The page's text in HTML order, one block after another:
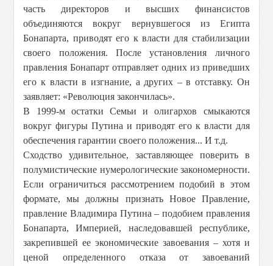
часть директоров и высших финансистов
объединяются вокруг вернувшегося из Египта
Бонапарта, приводят его к власти для стабилизации
своего положения. После установления личного
правления Бонапарт отправляет одних из приведших
его к власти в изгнание, а других – в отставку. Он
заявляет: «Революция закончилась».
В 1999-м остатки Семьи и олигархов смыкаются
вокруг фигуры Путина и приводят его к власти для
обеспечения гарантии своего положения... И т.д.
Сходство удивительное, заставляющее поверить в
полумистические нумерологические закономерности.
Если ограничиться рассмотрением подобий в этом
формате, мы должны признать Новое Правление,
правление Владимира Путина – подобием правления
Бонапарта, Империей, наследовавшей республике,
закрепившей ее экономические завоевания – хотя и
ценой определенного отказа от завоеваний